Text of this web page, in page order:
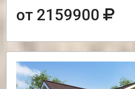
от 2159900